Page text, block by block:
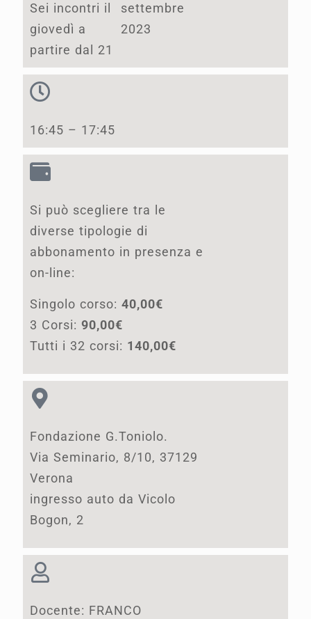
Sei incontri il
giovedì a
partire dal 21
settembre
2023
16:45 – 17:45
Si può scegliere tra le
diverse tipologie di
abbonamento in presenza e
on-line:
Singolo corso: 40,00€
3 Corsi: 90,00€
Tutti i 32 corsi: 140,00€
Fondazione G.Toniolo.
Via Seminario, 8/10, 37129
Verona
ingresso auto da Vicolo
Bogon, 2
Docente: FRANCO